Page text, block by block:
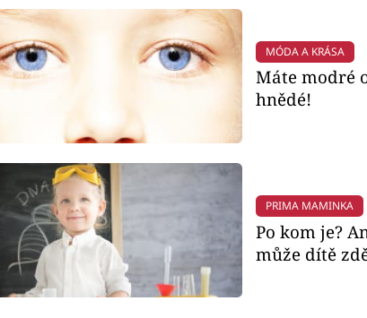
MÓDA A KRÁSA
Máte modré
hnědé!
PRIMA MAMINKA
Po kom je?
může dítě